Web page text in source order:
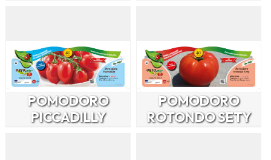
POMODORO
PICCADILLY
POMODORO
ROTONDO SETY